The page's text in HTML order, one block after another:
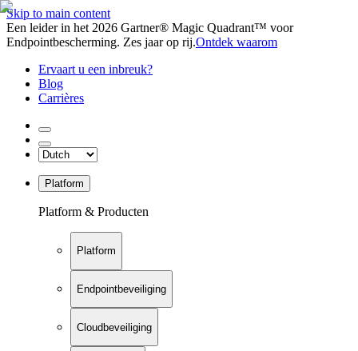
Skip to main content
Een leider in het 2026 Gartner® Magic Quadrant™ voor
Endpointbescherming. Zes jaar op rij.Ontdek waarom
Ervaart u een inbreuk?
Blog
Carrières
Platform
Platform & Producten
Platform
Endpointbeveiliging
Cloudbeveiliging